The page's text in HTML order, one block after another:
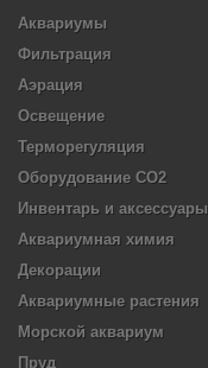
Аквариумы
Фильтрация
Аэрация
Освещение
Терморегуляция
Оборудование CO2
Инвентарь и аксессуары
Аквариумная химия
Декорации
Аквариумные растения
Морской аквариум
Пруд